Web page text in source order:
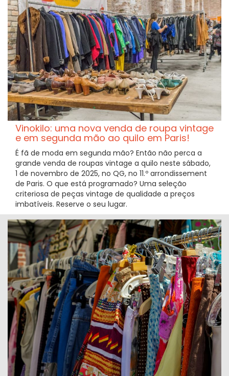
Vinokilo: uma nova venda de roupa vintage
e em segunda mão ao quilo em Paris!
É fã de moda em segunda mão? Então não perca a
grande venda de roupas vintage a quilo neste sábado,
1 de novembro de 2025, no QG, no 11.º arrondissement
de Paris. O que está programado? Uma seleção
criteriosa de peças vintage de qualidade a preços
imbatíveis. Reserve o seu lugar.